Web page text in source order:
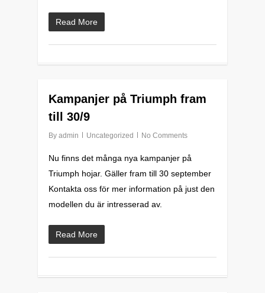
Read More
Kampanjer på Triumph fram
till 30/9
By admin Uncategorized No Comments
Nu finns det många nya kampanjer på
Triumph hojar. Gäller fram till 30 september
Kontakta oss för mer information på just den
modellen du är intresserad av.
Read More
0